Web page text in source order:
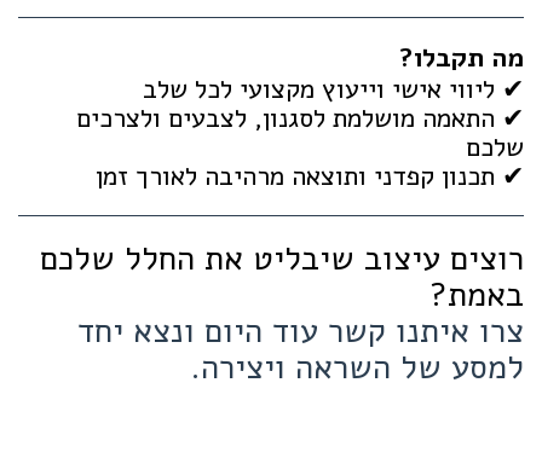
מה תקבלו?
✔ ליווי אישי וייעוץ מקצועי לכל שלב
✔ התאמה מושלמת לסגנון, לצבעים ולצרכים
שלכם
✔ תכנון קפדני ותוצאה מרהיבה לאורך זמן
רוצים עיצוב שיבליט את החלל שלכם
באמת?
צרו איתנו קשר עוד היום ונצא יחד
למסע של השראה ויצירה.